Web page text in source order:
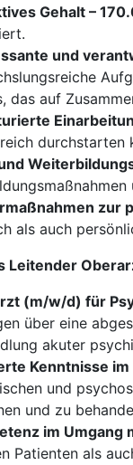
Gehalt –
und
das auf
durchstarten
zur
als auch
Leitender
(m/w/d) für
über eine
akuter
Kenntnisse
und
und zu
im Umgang
Patienten als